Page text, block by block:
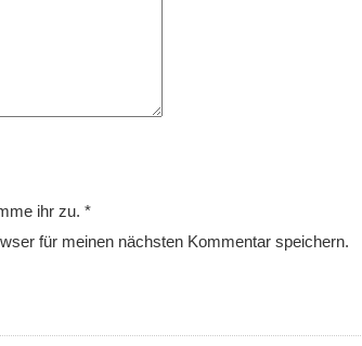
ihr zu. *
für meinen nächsten Kommentar speichern.